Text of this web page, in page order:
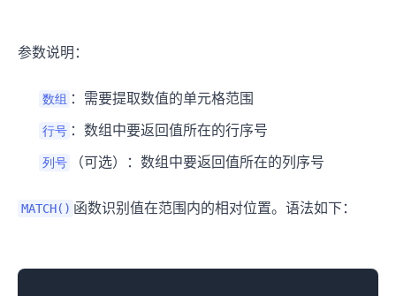
参数说明：
数组 ：需要提取数值的单元格范围
行号 ：数组中要返回值所在的行序号
列号 （可选）：数组中要返回值所在的列序号
MATCH() 函数识别值在范围内的相对位置。语法如下：